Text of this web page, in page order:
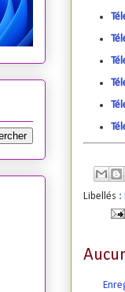
Libellés :